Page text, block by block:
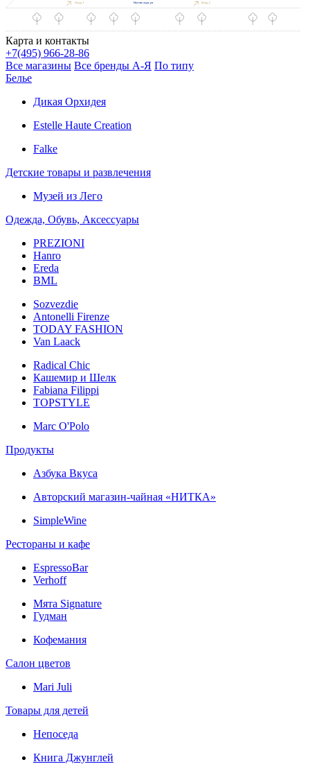
Карта и контакты
+7(495) 966-28-86
Все магазины Все бренды А-Я По типу
Белье
Дикая Орхидея
Estelle Haute Creation
Falke
Детские товары и развлечения
Музей из Лего
Одежда, Обувь, Аксессуары
PREZIONI
Hanro
Ereda
BML
Sozvezdiе
Antonelli Firenze
TODAY FASHION
Van Laack
Radical Chic
Кашемир и Шелк
Fabiana Filippi
TOPSTYLE
Marc O'Polo
Продукты
Азбука Вкуса
Авторский магазин-чайная «НИТКА»
SimpleWine
Рестораны и кафе
EspressoBar
Verhoff
Мята Signature
Гудман
Кофемания
Салон цветов
Mari Juli
Товары для детей
Непоседа
Книга Джунглей